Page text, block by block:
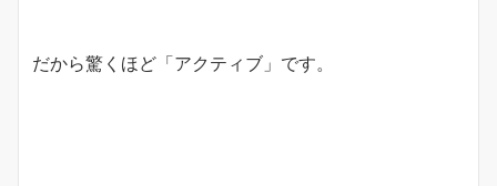
だから驚くほど「アクティブ」です。